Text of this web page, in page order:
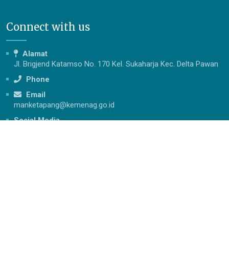
Connect with us
Alamat
Jl. Brigjend Katamso No. 170 Kel. Sukaharja Kec. Delta Pawan
Phone
Email
manketapang@kemenag.go.id
Sosial Media